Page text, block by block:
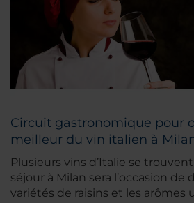
Circuit gastronomique pour
meilleur du vin italien à
Plusieurs vins d’Italie se
séjour à Milan sera l’occasion de
variétés de raisins et les arômes